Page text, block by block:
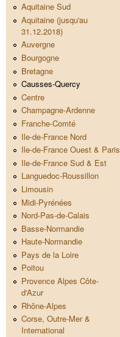
Aquitaine Sud
Aquitaine (jusqu'au
31.12.2018)
Auvergne
Bourgogne
Bretagne
Causses-Quercy
Centre
Champagne-Ardenne
Franche-Comté
Ile-de-France Nord
Ile-de-France Ouest & Paris
Ile-de-France Sud & Est
Languedoc-Roussillon
Limousin
Midi-Pyrénées
Nord-Pas-de-Calais
Basse-Normandie
Haute-Normandie
Pays de la Loire
Poitou
Provence Alpes Côte-
d'Azur
Rhône-Alpes
Corse, Outre-Mer &
International